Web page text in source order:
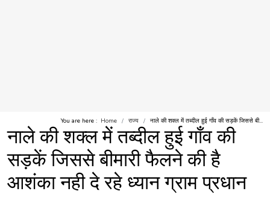
You are here : Home राज्य नाले की शक्ल में तब्दील हुई गाँव की सड़कें जिससे बी...
नाले की शक्ल में तब्दील हुई गाँव की
सड़कें जिससे बीमारी फैलने की है
आशंका नही दे रहे ध्यान ग्राम प्रधान